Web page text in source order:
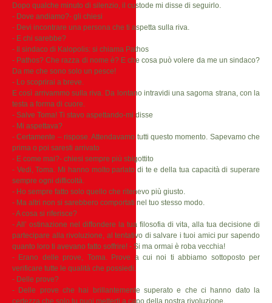
Dopo qualche minuto di silenzio, il custode mi disse di seguirlo.
- Dove andiamo?- gli chiesi
- Devi incontrare una persona che ti aspetta sulla riva.
- E chi sarebbe?
- Il sindaco di Kalopolis: si chiama Pathos
- Pathos? Che razza di nome è? E che cosa può volere da me un sindaco?
Da me che sono solo un pesce!
- Lo scoprirai a breve.
E così arrivammo sulla riva. Da lontano intravidi una sagoma strana, con la
testa a forma di cuore.
- Salve Toma! Ti stavo aspettando-mi disse
- Mi aspettava?
- Certamente – rispose. Attendavamo tutti questo momento. Sapevamo che
prima o poi saresti arrivato
- E come mai?- chiesi sempre più sbigottito
- Vedi, Toma. Mi hanno molto parlato di te e della tua capacità di superare
sempre ogni difficoltà.
- Ho sempre fatto solo quello che ritenevo più giusto.
- Ma altri non si sarebbero comportati nel tuo stesso modo.
- A cosa si riferisce?
- All’ ostinazione nel diffondere la tua filosofia di vita, alla tua decisione di
partecipare alla rivoluzione, al tentativo di salvare i tuoi amici pur sapendo
quanto loro ti avevano fatto soffrire! - Si ma ormai è roba vecchia!
- Erano delle prove, Toma. Prove a cui noi ti abbiamo sottoposto per
verificare tutte le qualità che possiedi.
- Delle prove?
- Delle prove che hai brillantemente superato e che ci hanno dato la
certezza che solo tu puoi metterti a capo della nostra rivoluzione.